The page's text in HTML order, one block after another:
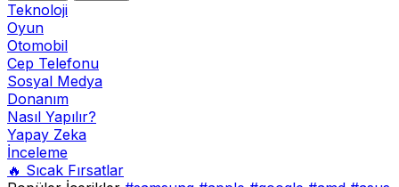
Teknoloji
Oyun
Otomobil
Cep Telefonu
Sosyal Medya
Donanım
Nasıl Yapılır?
Yapay Zeka
İnceleme
🔥 Sıcak Fırsatlar